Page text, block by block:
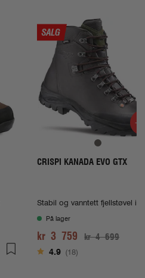
-
CRISPI KANADA EVO GTX
Stabil og vanntett fjellstøvel i
På lager
kr 3 759 kr 4 699
Karakter:
4.9 (18)